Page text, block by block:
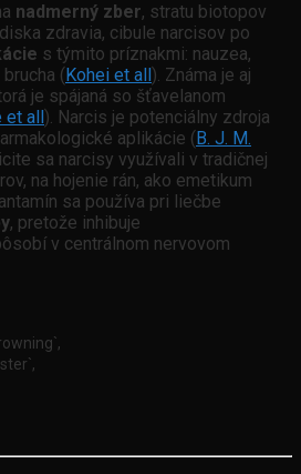
nadmerný zber, stratu biotopov
zdravia, cibule narcisov po
s týmito príznakmi: nauzea,
( Kohei et all ). Známa je aj
je spájaná so šťavelanom
all ). Narcis je potenciálny zdroja
aplikácie ( B. J. M.
sa narcisy využívali v tradičnej
na hojenie rán, ako emetikum
sa používa pri liečbe
, pretože inhibuje
v centrálnom nervovom